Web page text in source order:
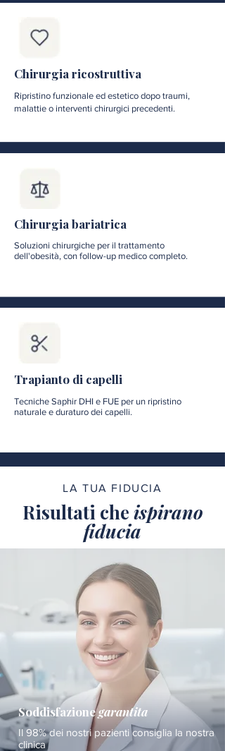
Chirurgia ricostruttiva
Ripristino funzionale ed estetico dopo traumi,
malattie o interventi chirurgici precedenti.
Chirurgia bariatrica
Soluzioni chirurgiche per il trattamento
dell'obesità, con follow-up medico completo.
Trapianto di capelli
Tecniche Saphir DHI e FUE per un ripristino
naturale e duraturo dei capelli.
LA TUA FIDUCIA
Risultati che ispirano
fiducia
Soddisfazionegarantita
Il 98% dei nostri pazienti consiglia la nostra
clinica